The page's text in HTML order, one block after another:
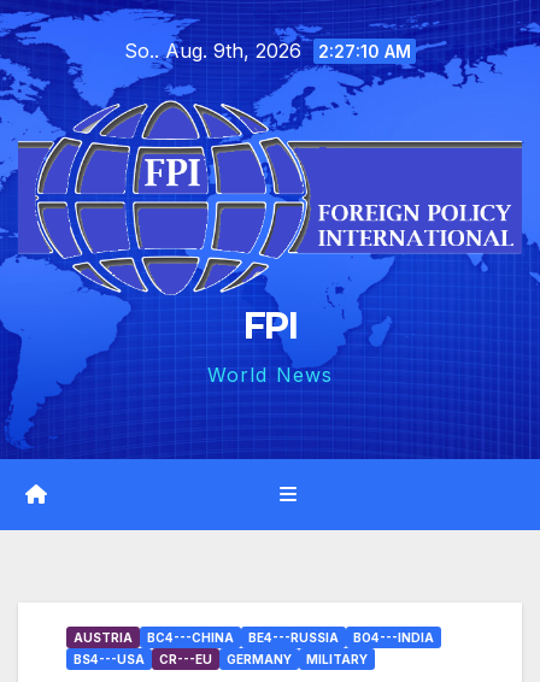
Skip
to
content
So.. Aug. 9th, 2026 2:27:11 AM
FPI
World News
AUSTRIA BC4---CHINA BE4---RUSSIA
BO4---INDIA
BS4---USA
CR---EU GERMANY MILITARY